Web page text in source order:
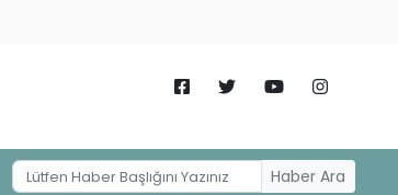
Haber Ara